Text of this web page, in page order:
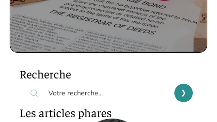
Recherche
Les articles phares